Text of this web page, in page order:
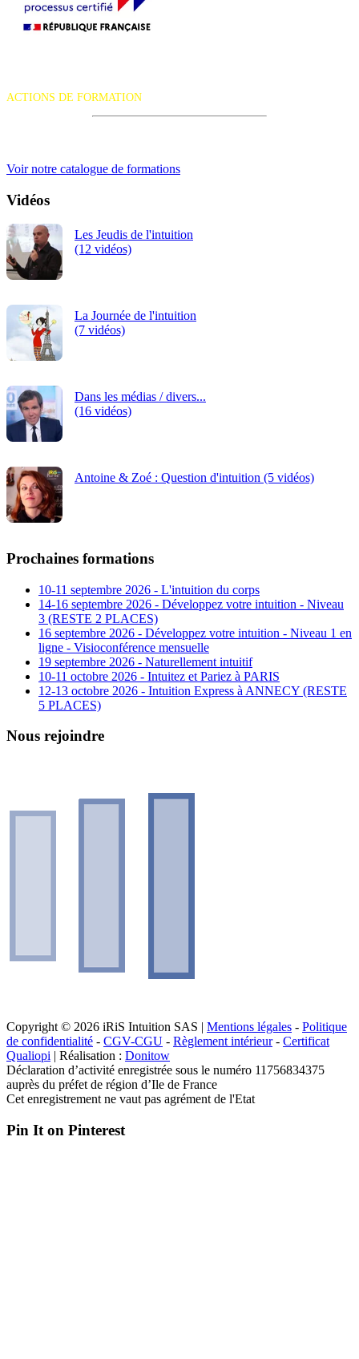
ACTIONS DE FORMATION
Voir notre catalogue de formations
Vidéos
Les Jeudis de l'intuition
(12 vidéos)
La Journée de l'intuition
(7 vidéos)
Dans les médias / divers...
(16 vidéos)
Antoine & Zoé : Question d'intuition (5 vidéos)
Prochaines formations
10-11 septembre 2026 - L'intuition du corps
14-16 septembre 2026 - Développez votre intuition - Niveau
3 (RESTE 2 PLACES)
16 septembre 2026 - Développez votre intuition - Niveau 1 en
ligne - Visioconférence mensuelle
19 septembre 2026 - Naturellement intuitif
10-11 octobre 2026 - Intuitez et Pariez à PARIS
12-13 octobre 2026 - Intuition Express à ANNECY (RESTE
5 PLACES)
Nous rejoindre
Copyright © 2026 iRiS Intuition SAS | Mentions légales - Politique
de confidentialité - CGV-CGU - Règlement intérieur- Certificat
Qualiopi | Réalisation : Donitow
Déclaration d’activité enregistrée sous le numéro 11756834375
auprès du préfet de région d’Ile de France
Cet enregistrement ne vaut pas agrément de l'Etat
Pin It on Pinterest